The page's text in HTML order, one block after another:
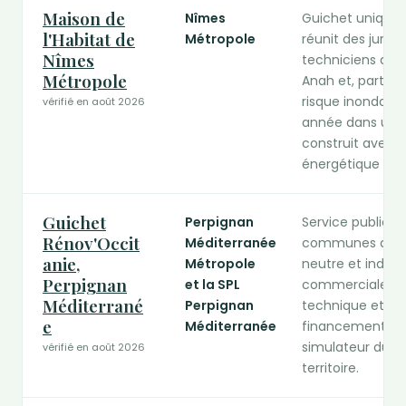
Maison de
l'Habitat de
Nîmes
Métropole
vérifié en août 2026
Nîmes
Métropole
Guichet unique
réunit des
techniciens de
Anah et,
risque
année dans un
construit avec
énergétique est
Guichet
Rénov'Occit
anie,
Perpignan
Méditerrané
e
vérifié en août 2026
Perpignan
Méditerranée
Métropole
et la SPL
Perpignan
Méditerranée
Service public
communes de
neutre et
commerciale.
technique et
financements.
simulateur du
territoire.